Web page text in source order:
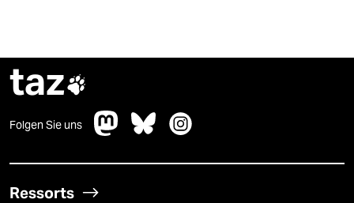
taz
Folgen Sie uns
Ressorts